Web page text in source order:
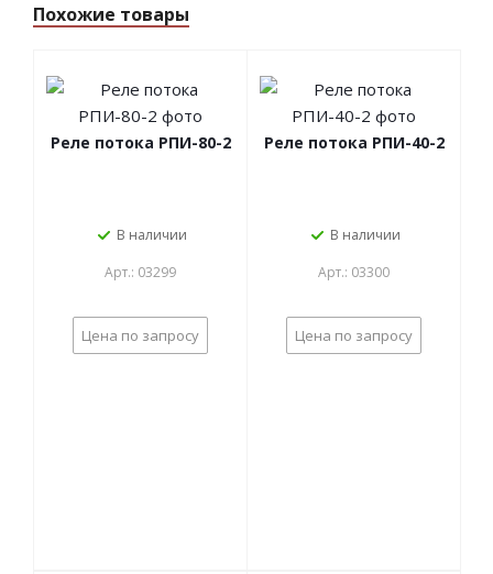
Похожие товары
Реле потока РПИ-80-2
В наличии
Арт.: 03299
Цена по запросу
Реле потока РПИ-40-2
В наличии
Арт.: 03300
Цена по запросу